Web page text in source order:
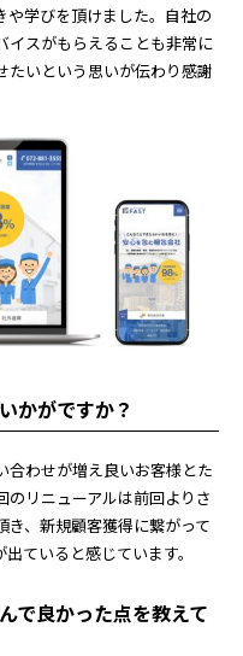
学びを頂けました。自社の
イスがもらえることも非常に
たいという思いが伝わり感謝
かがですか？
合わせが増え良いお客様とた
のリニューアルは前回よりさ
き、新規顧客獲得に繋がって
ていると感じています。
で良かった点を教えて